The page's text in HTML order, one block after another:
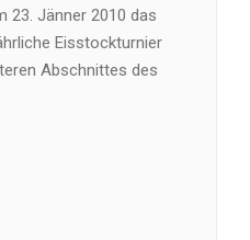
23. Jänner 2010 das
Eisstockturnier
Abschnittes des